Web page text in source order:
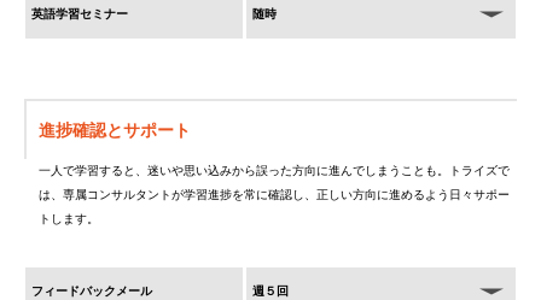
英語学習セミナー 随時
進捗確認とサポート
一人で学習すると、迷いや思い込みから誤った方向に進んでしまうことも。トライズで
は、専属コンサルタントが学習進捗を常に確認し、正しい方向に進めるよう日々サポー
トします。
フィードバックメール 週５回